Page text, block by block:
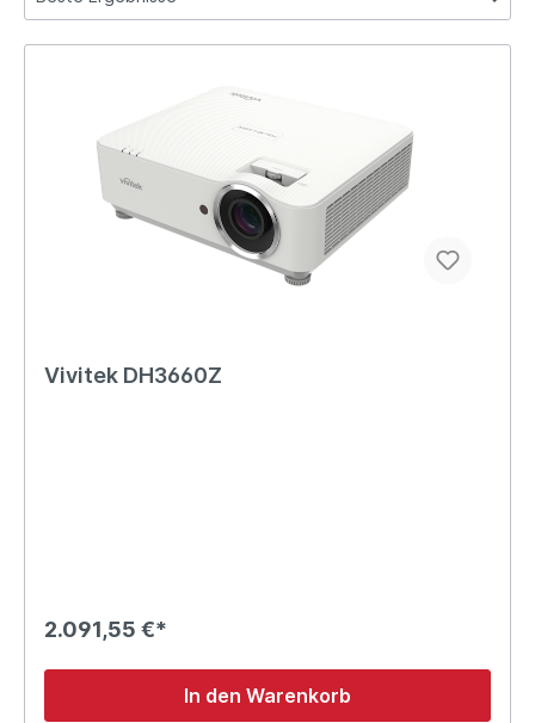
Vivitek DH3660Z
2.091,55 €*
In den Warenkorb